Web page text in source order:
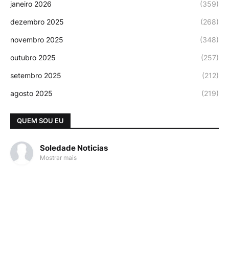
janeiro 2026 (359)
dezembro 2025 (268)
novembro 2025 (348)
outubro 2025 (257)
setembro 2025 (212)
agosto 2025 (219)
QUEM SOU EU
Soledade Noticias
Mostrar mais